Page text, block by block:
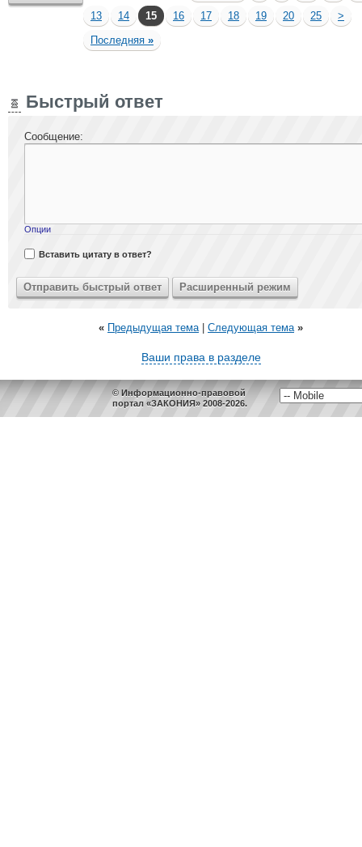
13
14 15 16 17 18 19 20 25
>
Последняя »
Быстрый ответ
Сообщение:
Опции
Вставить цитату в ответ?
« Предыдущая тема| Следующая тема »
Ваши права в разделе
© Информационно-правовой
портал «ЗАКОНИЯ» 2008-2026.